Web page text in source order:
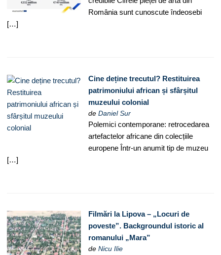
România sunt cunoscute îndeosebi
[…]
Cine deține trecutul? Restituirea
patrimoniului african și sfârșitul
muzeului colonial
deDaniel Sur
Polemici contemporane: retrocedarea
artefactelor africane din colecțiile
europene Într-un anumit tip de muzeu
[…]
Filmări la Lipova – „Locuri de
poveste”. Backgroundul istoric al
romanului „Mara”
deNicu Ilie